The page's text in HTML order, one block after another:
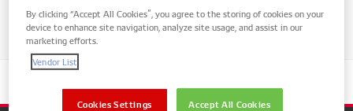
Seleziona modello
By clicking “Accept All Cookies”, you agree to the storing of cookies on your
device to enhance site navigation, analyze site usage, and assist in our
marketing efforts.
Vendor List
Accept All Cookies
Cookies Settings